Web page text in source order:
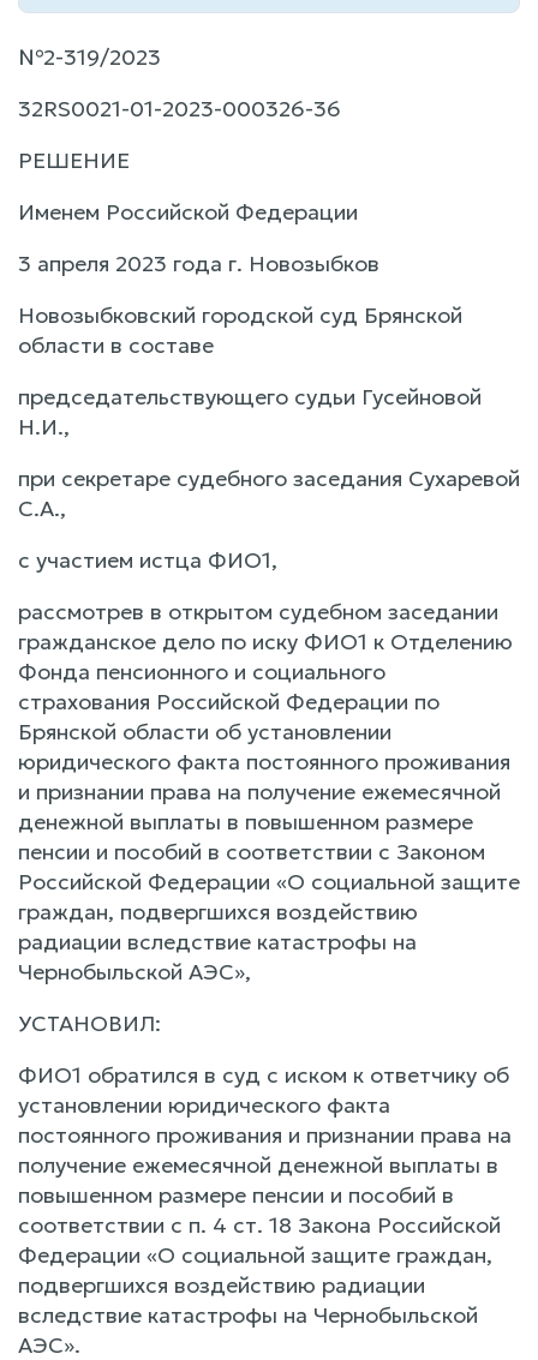
№2-319/2023
32RS0021-01-2023-000326-36
РЕШЕНИЕ
Именем Российской Федерации
3 апреля 2023 года г. Новозыбков
Новозыбковский городской суд Брянской
области в составе
председательствующего судьи Гусейновой
Н.И.,
при секретаре судебного заседания Сухаревой
С.А.,
с участием истца ФИО1,
рассмотрев в открытом судебном заседании
гражданское дело по иску ФИО1 к Отделению
Фонда пенсионного и социального
страхования Российской Федерации по
Брянской области об установлении
юридического факта постоянного проживания
и признании права на получение ежемесячной
денежной выплаты в повышенном размере
пенсии и пособий в соответствии с Законом
Российской Федерации «О социальной защите
граждан, подвергшихся воздействию
радиации вследствие катастрофы на
Чернобыльской АЭС»,
УСТАНОВИЛ:
ФИО1 обратился в суд с иском к ответчику об
установлении юридического факта
постоянного проживания и признании права на
получение ежемесячной денежной выплаты в
повышенном размере пенсии и пособий в
соответствии с п. 4 ст. 18 Закона Российской
Федерации «О социальной защите граждан,
подвергшихся воздействию радиации
вследствие катастрофы на Чернобыльской
АЭС».